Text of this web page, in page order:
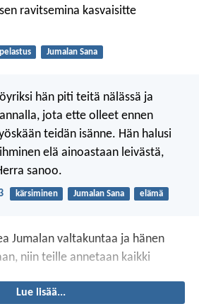
ravitsemina kasvaisitte
pelastus
Jumalan Sana
hän piti teitä nälässä ja
jota ette olleet ennen
teidän isänne. Hän halusi
elä ainoastaan leivästä,
sanoo.
kärsiminen Jumalan Sana elämä
Jumalan valtakuntaa ja hänen
niin teille annetaan kaikki
Lue lisää...